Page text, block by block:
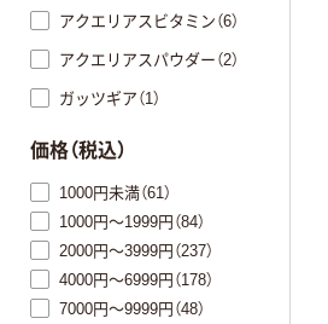
アクエリアスビタミン（6）
アクエリアスパウダー（2）
ガッツギア（1）
価格（税込）
1000円未満（61）
1000円～1999円（84）
2000円～3999円（237）
4000円～6999円（178）
7000円～9999円（48）